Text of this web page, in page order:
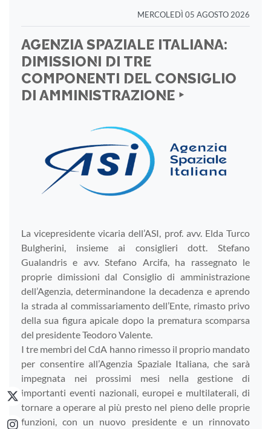
MERCOLEDÌ 05 AGOSTO 2026
AGENZIA SPAZIALE ITALIANA:
DIMISSIONI DI TRE
COMPONENTI DEL CONSIGLIO
DI AMMINISTRAZIONE ‣
La vicepresidente vicaria dell’ASI, prof. avv. Elda Turco
Bulgherini, insieme ai consiglieri dott. Stefano
Gualandris e avv. Stefano Arcifa, ha rassegnato le
proprie dimissioni dal Consiglio di amministrazione
dell’Agenzia, determinandone la decadenza e aprendo
la strada al commissariamento dell’Ente, rimasto privo
della sua figura apicale dopo la prematura scomparsa
del presidente Teodoro Valente.
I tre membri del CdA hanno rimesso il proprio mandato
per consentire all’Agenzia Spaziale Italiana, che sarà
impegnata nei prossimi mesi nella gestione di
importanti eventi nazionali, europei e multilaterali, di
tornare a operare al più presto nel pieno delle proprie
funzioni, con un nuovo presidente e un rinnovato